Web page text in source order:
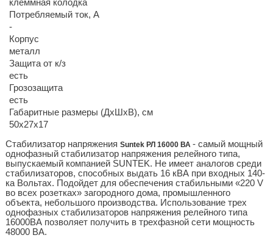
клеммная колодка
Потребляемый ток, А
-
Корпус
металл
Защита от к/з
есть
Грозозащита
есть
Габаритные размеры (ДхШхВ), см
50х27х17
Стабилизатор напряжения Suntek РЛ 16000 ВА - самый мощный
однофазный стабилизатор напряжения релейного типа,
выпускаемый компанией SUNTEK. Не имеет аналогов среди
стабилизаторов, способных выдать 16 кВА при входных 140-
ка Вольтах. Подойдет для обеспечения стабильными «220 V
во всех розетках» загородного дома, промышленного
объекта, небольшого производства. Использование трех
однофазных стабилизаторов напряжения релейного типа
16000ВА позволяет получить в трехфазной сети мощность
48000 ВА.